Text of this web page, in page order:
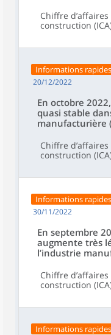
Chiffre
construction
Informations rapides
20/12/2022
En octobre
quasi stable
manufacturière
Chiffre
construction
Informations
30/11/2022
En septembre
augmente très
l’industrie
Chiffre
construction
Informations